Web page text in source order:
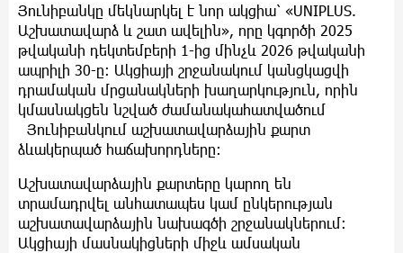
Յունիբանկը մեկնարկել է նոր ակցիա՝ «UNIPLUS.
Աշխատավարձ և շատ ավելին», որը կգործի 2025
թվականի դեկտեմբերի 1-ից մինչև 2026 թվականի
ապրիլի 30-ը: Ակցիայի շրջանակում կանցկացվի
դրամական մրցանակների խաղարկություն, որին
կմասնակցեն նշված ժամանակահատվածում
Յունիբանկում աշխատավարձային քարտ
ձևակերպած հաճախորդները:
Աշխատավարձային քարտերը կարող են
տրամադրվել անհատապես կամ ընկերության
աշխատավարձային նախագծի շրջանակներում։
Ակցիայի մասնակիցների միջև ամսական